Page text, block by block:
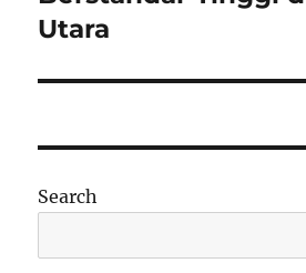
Utara
Search